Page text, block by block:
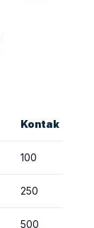
Kontak
100
250
500